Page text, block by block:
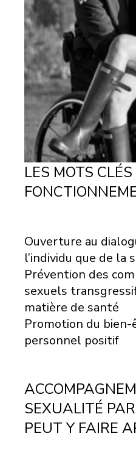
LES MOTS
Ouverture au
l’individu que de la
Prévention des
sexuels
matière de santé
Promotion du
personnel positif
SEXUALITÉ
PEUT Y FAIRE